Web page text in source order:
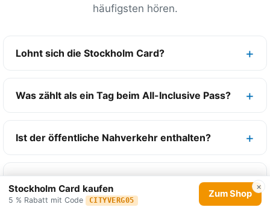
häufigsten hören.
Lohnt sich die Stockholm Card?
Was zählt als ein Tag beim All-Inclusive Pass?
Ist der öffentliche Nahverkehr enthalten?
Ist das ABBA-Museum in der Stockholm Card
enthalten?
×
Stockholm Card kaufen
5 % Rabatt mit Code CITYVERG05
Zum Shop